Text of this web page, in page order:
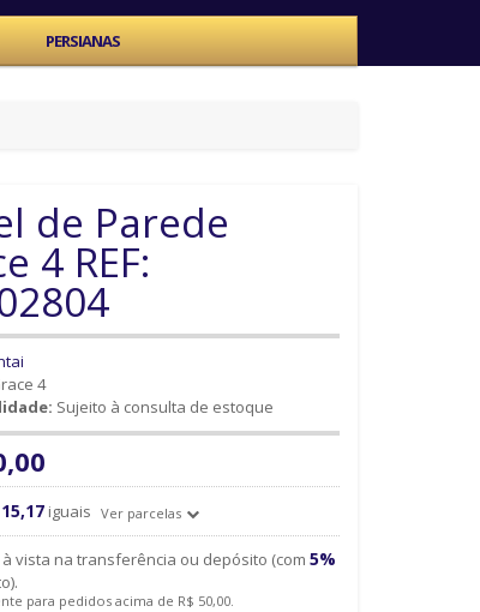
PERSIANAS
de Parede
4 REF:
4
Sujeito à consulta de estoque
iguais Ver parcelas
à vista na transferência ou depósito (com 5%
para pedidos acima de R$ 50,00.